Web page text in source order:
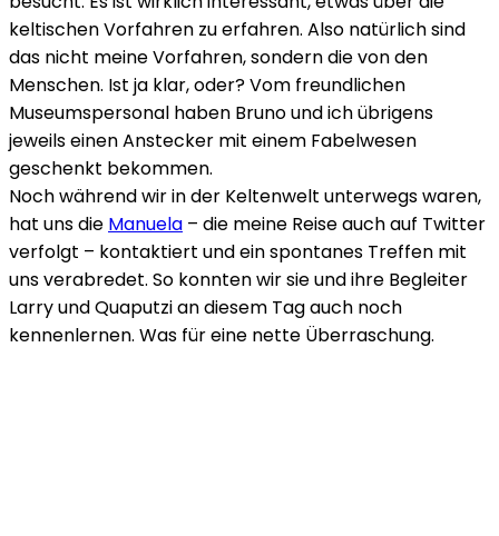
keltischen Vorfahren zu erfahren. Also natürlich sind
das nicht meine Vorfahren, sondern die von den
Menschen. Ist ja klar, oder? Vom freundlichen
Museumspersonal haben Bruno und ich übrigens
jeweils einen Anstecker mit einem Fabelwesen
geschenkt bekommen.
Noch während wir in der Keltenwelt unterwegs waren,
hat uns die Manuela – die meine Reise auch auf Twitter
verfolgt – kontaktiert und ein spontanes Treffen mit
uns verabredet. So konnten wir sie und ihre Begleiter
Larry und Quaputzi an diesem Tag auch noch
kennenlernen. Was für eine nette Überraschung.